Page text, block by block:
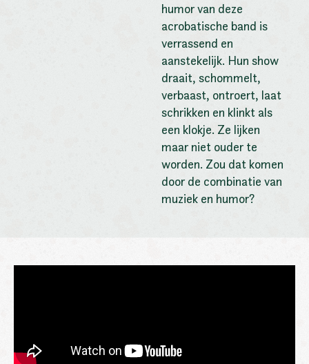
humor van deze
acrobatische band is
verrassend en
aanstekelijk. Hun show
draait, schommelt,
verbaast, ontroert, laat
schrikken en klinkt als
een klokje. Ze lijken
maar niet ouder te
worden. Zou dat komen
door de combinatie van
muziek en humor?